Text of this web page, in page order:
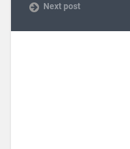
Next post